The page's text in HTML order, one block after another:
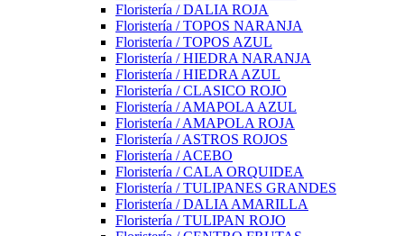
Floristería / DALIA ROJA
Floristería / TOPOS NARANJA
Floristería / TOPOS AZUL
Floristería / HIEDRA NARANJA
Floristería / HIEDRA AZUL
Floristería / CLASICO ROJO
Floristería / AMAPOLA AZUL
Floristería / AMAPOLA ROJA
Floristería / ASTROS ROJOS
Floristería / ACEBO
Floristería / CALA ORQUIDEA
Floristería / TULIPANES GRANDES
Floristería / DALIA AMARILLA
Floristería / TULIPAN ROJO